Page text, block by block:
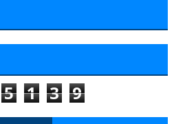
5 1 3 9